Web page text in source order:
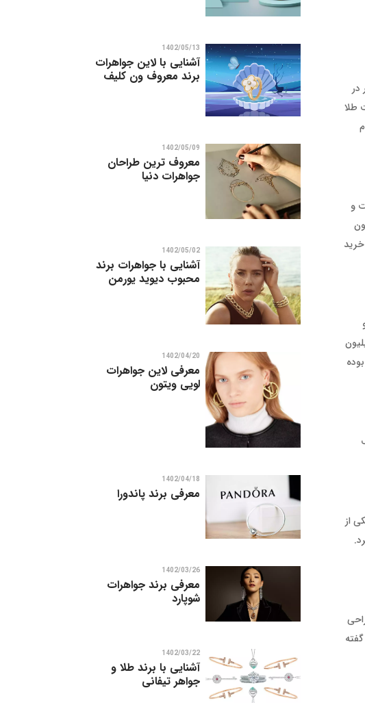
در
متوسط از هر 10 نفر در صنعت طلا
و
دلار و
یکی از
1402/05/13
آشنایی با لاین جواهرات
برند معروف ون کلیف
1402/05/09
معروف ترین طراحان
جواهرات دنیا
1402/05/02
آشنایی با جواهرات برند
محبوب دیوید یورمن
1402/04/20
معرفی لاین جواهرات
لویی ویتون
1402/04/18
معرفی برند پاندورا
1402/03/26
معرفی برند جواهرات
شوپارد
1402/03/22
آشنایی با برند طلا و
جواهر تیفانی